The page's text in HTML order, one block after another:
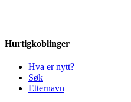
Hurtigkoblinger
Hva er nytt?
Søk
Etternavn